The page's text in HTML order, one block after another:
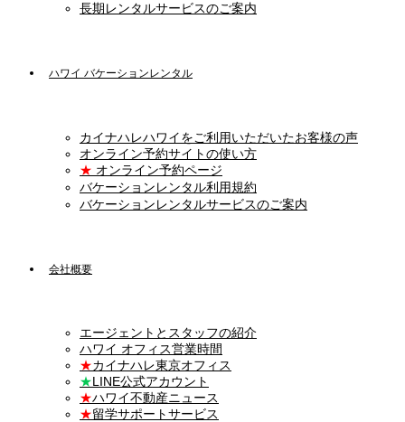
長期レンタルサービスのご案内
ハワイ バケーションレンタル
カイナハレハワイをご利用いただいたお客様の声
オンライン予約サイトの使い方
★ オンライン予約ページ
バケーションレンタル利用規約
バケーションレンタルサービスのご案内
会社概要
エージェントとスタッフの紹介
ハワイ オフィス営業時間
★カイナハレ東京オフィス
★LINE公式アカウント
★ハワイ不動産ニュース
★留学サポートサービス